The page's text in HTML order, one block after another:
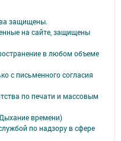
защищены.
на сайте, защищены
в любом объеме
с письменного согласия
по печати и массовым
времени)
по надзору в сфере